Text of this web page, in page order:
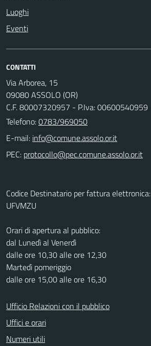
Luoghi
Eventi
CONTATTI
Via Arborea, 15
09080 ASSOLO (OR)
C.F. 80007320957 - P.Iva: 00600540959
Telefono:0783/969050
E-mail:
PEC:
Codice Destinatario per fattura elettronica:
UFVMZU
Orari di apertura al pubblico:
dal Lunedì al Venerdì
dalle ore 10,30 alle ore 12,30
Martedì pomeriggio
dalle ore 15,00 alle ore 16,30
Ufficio Relazioni con il pubblico
Uffici e orari
Numeri utili